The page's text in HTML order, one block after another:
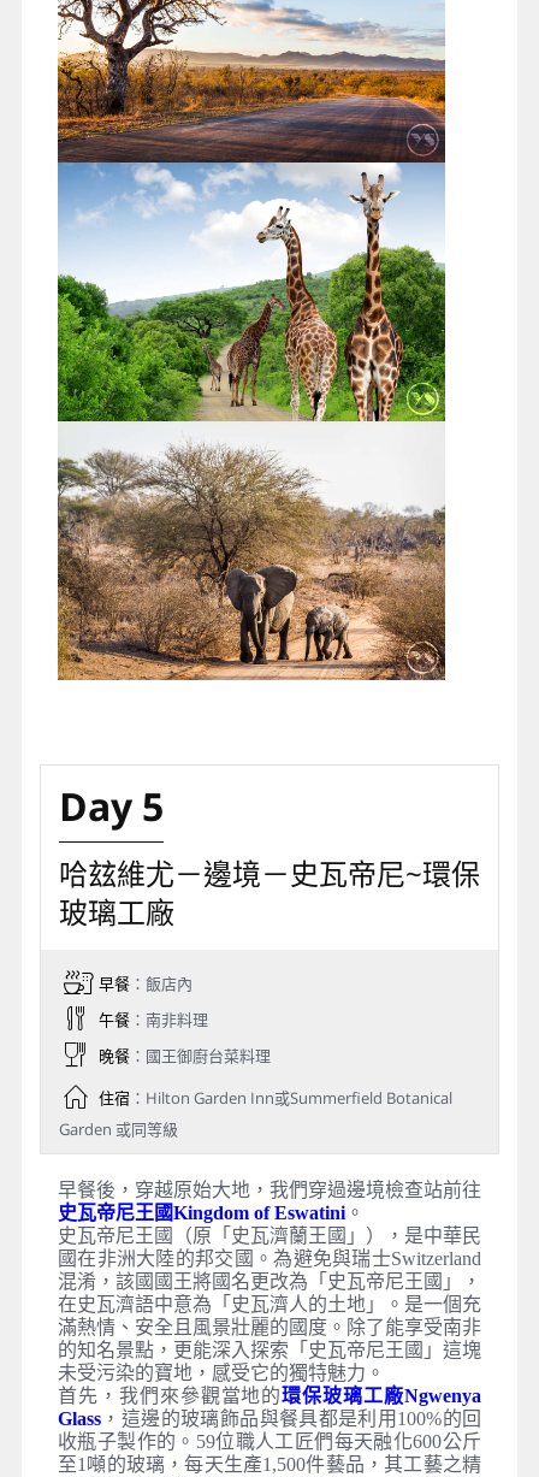
Day 5
哈玆維尤－邊境－史瓦帝尼~環保
玻璃工廠
早餐：飯店內
午餐：南非料理
晚餐：國王御廚台菜料理
住宿：Hilton Garden Inn或Summerfield Botanical
Garden 或同等級
早餐後，穿越原始大地，我們穿過邊境檢查站前往
史瓦帝尼王國Kingdom of Eswatini。
史瓦帝尼王國（原「史瓦濟蘭王國」），是中華民
國在非洲大陸的邦交國。為避免與瑞士Switzerland
混淆，該國國王將國名更改為「史瓦帝尼王國」，
在史瓦濟語中意為「史瓦濟人的土地」。是一個充
滿熱情、安全且風景壯麗的國度。除了能享受南非
的知名景點，更能深入探索「史瓦帝尼王國」這塊
未受污染的寶地，感受它的獨特魅力。
首先，我們來參觀當地的環保玻璃工廠Ngwenya
Glass，這邊的玻璃飾品與餐具都是利用100%的回
收瓶子製作的。59位職人工匠們每天融化600公斤
至1噸的玻璃，每天生產1,500件藝品，其工藝之精